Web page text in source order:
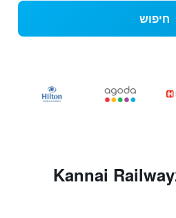
חיפוש
איפה להתארח בKannai Railway